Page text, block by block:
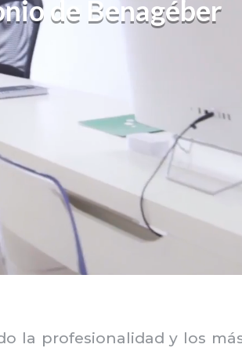
de Benagéber
la profesionalidad y los